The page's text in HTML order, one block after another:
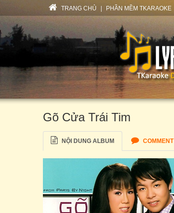
TRANG CHỦ PHẦN MỀM TKARAOKE
Gõ Cửa Trái Tim
NỘI DUNG ALBUM COMMENT